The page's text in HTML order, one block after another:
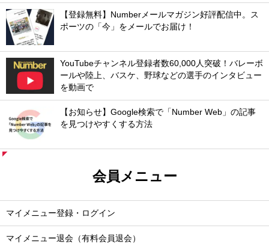
【登録無料】Numberメールマガジン好評配信中。ス
ポーツの「今」をメールでお届け！
YouTubeチャンネル登録者数60,000人突破！バレーボ
ールや陸上、バスケ、野球などの選手のインタビュー
を動画で
【お知らせ】Google検索で「Number Web」の記事
を見つけやすくする方法
会員メニュー
マイメニュー登録・ログイン
マイメニュー退会（有料会員退会）